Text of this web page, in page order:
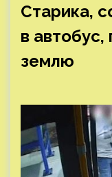
Старика,
в автобус,
землю